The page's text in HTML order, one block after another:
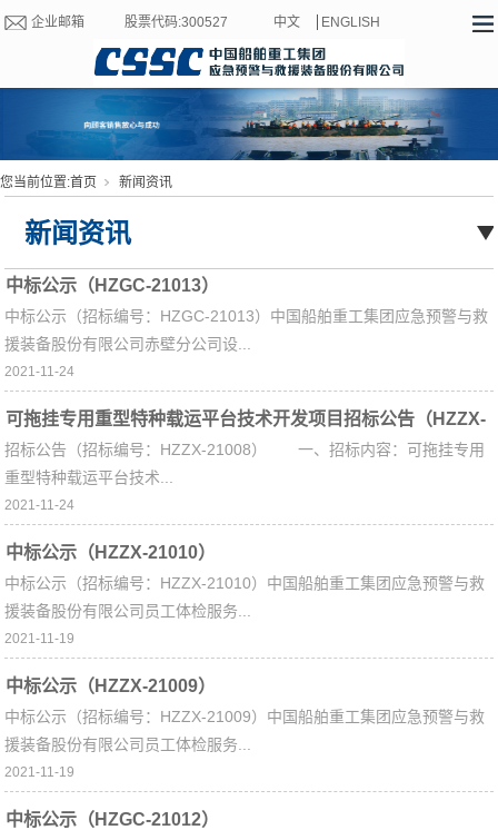
企业邮箱 股票代码:300527 中文 ENGLISH
您当前位置:首页 新闻资讯
新闻资讯
中标公示（HZGC-21013）
中标公示（招标编号：HZGC-21013）中国船舶重工集团应急预警与救
援装备股份有限公司赤壁分公司设...
2021-11-24
可拖挂专用重型特种载运平台技术开发项目招标公告（HZZX-
21008）
招标公告（招标编号：HZZX-21008） 一、招标内容：可拖挂专用
重型特种载运平台技术...
2021-11-24
中标公示（HZZX-21010）
中标公示（招标编号：HZZX-21010）中国船舶重工集团应急预警与救
援装备股份有限公司员工体检服务...
2021-11-19
中标公示（HZZX-21009）
中标公示（招标编号：HZZX-21009）中国船舶重工集团应急预警与救
援装备股份有限公司员工体检服务...
2021-11-19
中标公示（HZGC-21012）